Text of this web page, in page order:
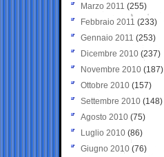
Marzo 2011 (255)
Febbraio 2011 (233)
Gennaio 2011 (253)
Dicembre 2010 (237)
Novembre 2010 (187)
Ottobre 2010 (157)
Settembre 2010 (148)
Agosto 2010 (75)
Luglio 2010 (86)
Giugno 2010 (76)